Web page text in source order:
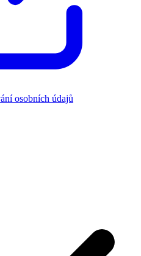
osobních údajů